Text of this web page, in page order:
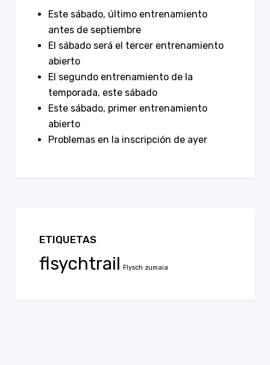
Este sábado, último entrenamiento
antes de septiembre
El sábado será el tercer entrenamiento
abierto
El segundo entrenamiento de la
temporada, este sábado
Este sábado, primer entrenamiento
abierto
Problemas en la inscripción de ayer
ETIQUETAS
flsychtrail Flysch zumaia